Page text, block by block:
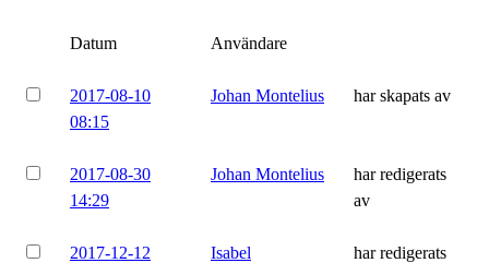
Datum Användare
2017-08-10
08:15
Johan Montelius har skapats av
2017-08-30
14:29
Johan Montelius
har redigerats
av
2017-12-12
Isabel
har redigerats